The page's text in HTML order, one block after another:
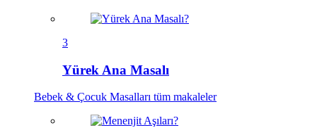
3
Yürek Ana Masalı
Bebek & Çocuk Masalları tüm makaleler